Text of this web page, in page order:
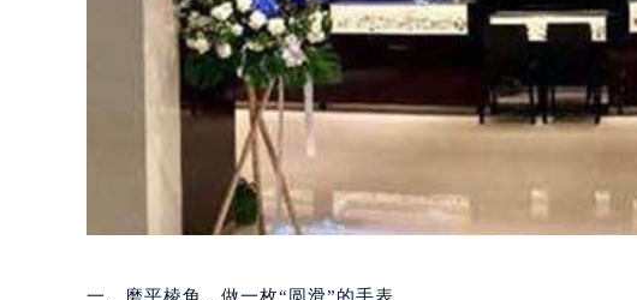
一、磨平棱角，做一枚“圆滑”的手表